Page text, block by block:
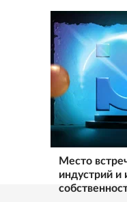
Место
индустрий и